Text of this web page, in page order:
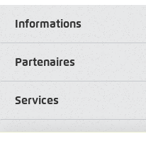
Informations
Partenaires
Services